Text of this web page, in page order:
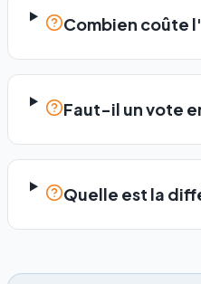
Combien coûte
Faut-il un vote
Quelle est la